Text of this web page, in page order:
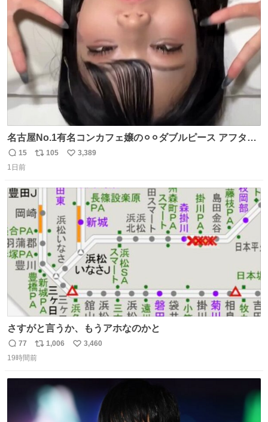
ト
数
名古屋No.1有名コンカフェ嬢の⚪︎⚪︎ダブルピース アフター
で毎回これしてくれたらそりゃ通うわw
返
信
15
リ
ト
数
105
い
3,389
1日前
さすがと言うか、もうアホなのかと
返
信
77
リ
ポ
ト
数
1,006
い
3,460
19時間前